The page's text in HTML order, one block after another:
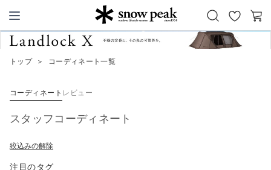
Snow Peak
お
気
カ
トップ ＞ コーディネート一覧
コーディネート レビュー
スタッフコーディネート
絞込みの解除
注目のタグ